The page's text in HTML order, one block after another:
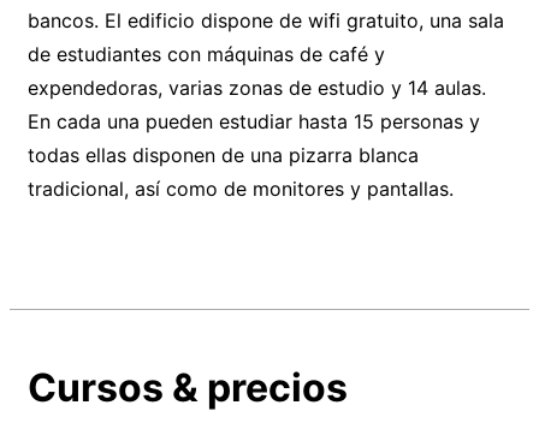
bancos. El edificio dispone de wifi gratuito, una sala
de estudiantes con máquinas de café y
expendedoras, varias zonas de estudio y 14 aulas.
En cada una pueden estudiar hasta 15 personas y
todas ellas disponen de una pizarra blanca
tradicional, así como de monitores y pantallas.
Cursos & precios